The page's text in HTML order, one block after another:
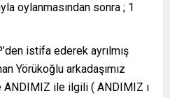
oylanmasından sonra ; 1
istifa ederek ayrılmış
Yörükoğlu arkadaşımız
ile ilgili ( ANDIMIZ ı